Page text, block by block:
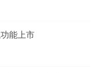
能上市